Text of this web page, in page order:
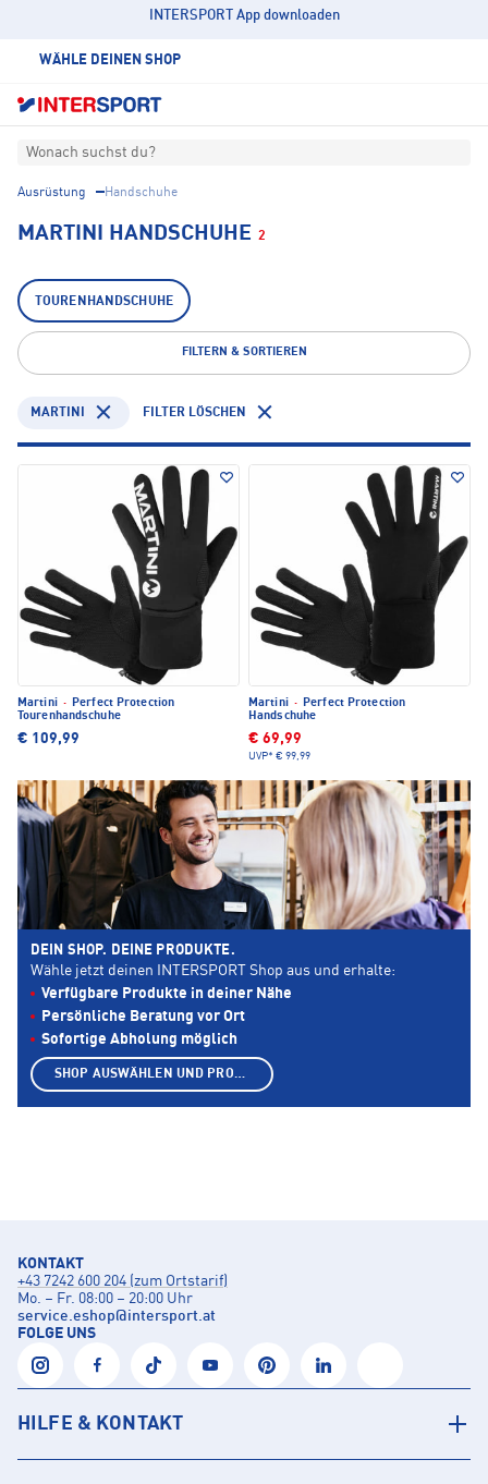
INTERSPORT App downloaden
WÄHLE DEINEN SHOP
Wonach suchst du?
Ausrüstung Handschuhe
MARTINI HANDSCHUHE 2
TOURENHANDSCHUHE
FILTERN & SORTIEREN
MARTINI FILTER LÖSCHEN
Martini ·
Perfect Protection
Tourenhandschuhe
€ 109,99
Martini ·
Perfect Protection
Handschuhe
€ 69,99
UVP* € 99,99
DEIN SHOP. DEINE PRODUKTE.
Wähle jetzt deinen INTERSPORT Shop aus und erhalte:
Verfügbare Produkte in deiner Nähe
Persönliche Beratung vor Ort
Sofortige Abholung möglich
SHOP AUSWÄHLEN UND PRODUKTE ANZEIGEN
KONTAKT
+43 7242 600 204 (zum Ortstarif)
Mo. – Fr. 08:00 – 20:00 Uhr
service.eshop@intersport.at
FOLGE UNS
HILFE & KONTAKT